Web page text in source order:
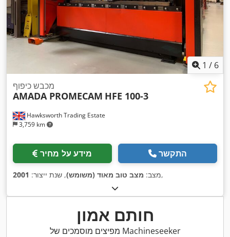
1 / 6
Hawksworth Trading Estate
3,759 km
מכבש כיפוף
AMADA PROMECAM HFE 100-3
מידע על מחיר התקשר
מצב: מצב טוב מאוד (משומש), שנת ייצור: 2001 ,
חותם אמון
מפיצים מוסמכים של Machineseeker